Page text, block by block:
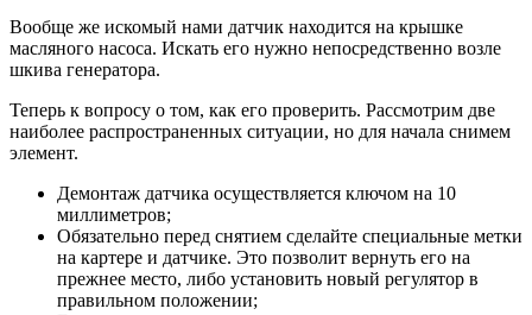
Вообще же искомый нами датчик находится на крышке
масляного насоса. Искать его нужно непосредственно возле
шкива генератора.
Теперь к вопросу о том, как его проверить. Рассмотрим две
наиболее распространенных ситуации, но для начала снимем
элемент.
Демонтаж датчика осуществляется ключом на 10
миллиметров;
Обязательно перед снятием сделайте специальные метки
на картере и датчике. Это позволит вернуть его на
прежнее место, либо установить новый регулятор в
правильном положении;